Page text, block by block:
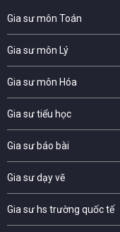
Gia sư môn Toán
Gia sư môn Lý
Gia sư môn Hóa
Gia sư tiểu học
Gia sư báo bài
Gia sư dạy vẽ
Gia sư hs trường quốc tế